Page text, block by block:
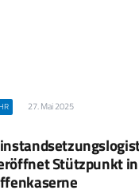
27. Mai 2025
Stützpunkt in